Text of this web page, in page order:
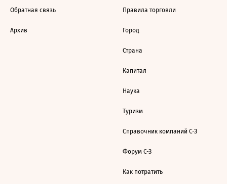
Обратная связь
Архив
Правила торговли
Город
Страна
Капитал
Наука
Туризм
Справочник компаний С-З
Форум С-З
Как потратить